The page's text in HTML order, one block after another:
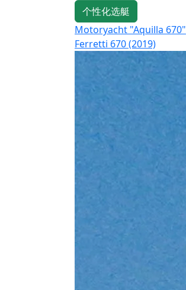
个性化选艇
Motoryacht "Aquilla 670"
Ferretti 670 (2019)